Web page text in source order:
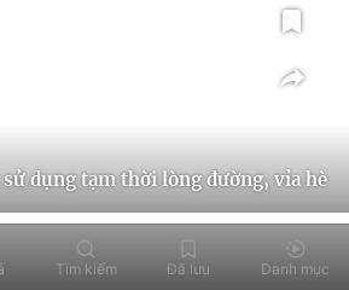
dụng tạm thời lòng đường, vỉa hè
Tìm kiếm Đã lưu Danh mục